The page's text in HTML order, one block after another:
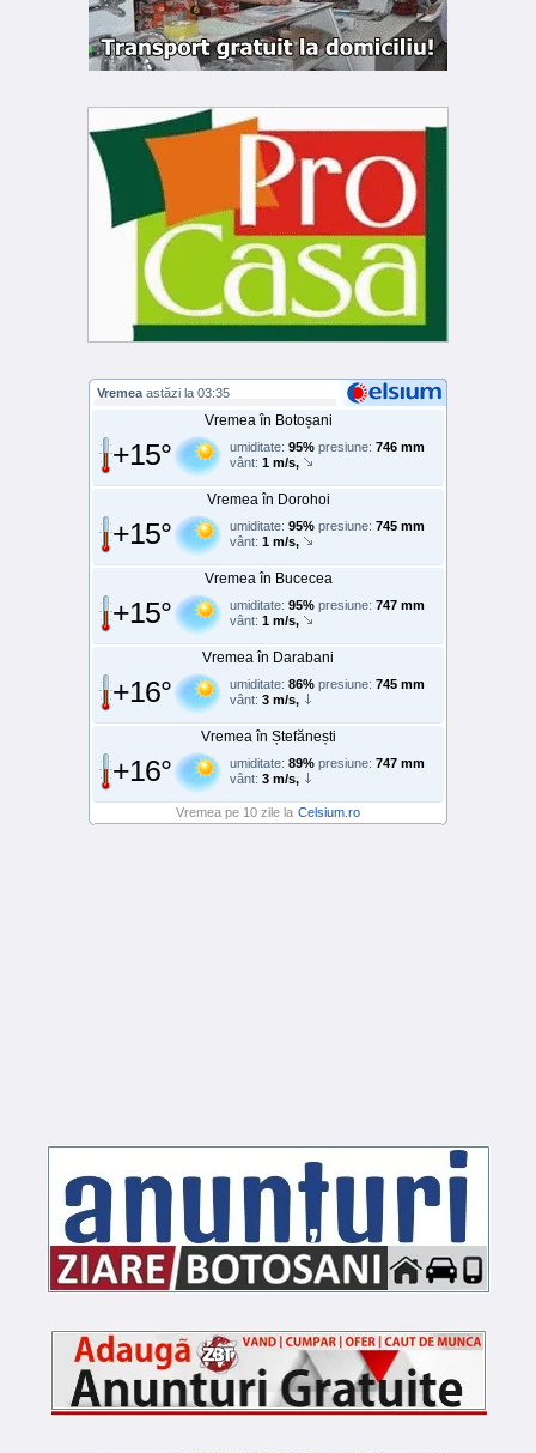
Vremea astăzi la 03:35
Vremea în Botoșani
+15° umiditate: 95% presiune: 746 mm
vânt: 1 m/s,
Vremea în Dorohoi
+15° umiditate: 95% presiune: 745 mm
vânt: 1 m/s,
Vremea în Bucecea
+15° umiditate: 95% presiune: 747 mm
vânt: 1 m/s,
Vremea în Darabani
+16° umiditate: 86% presiune: 745 mm
vânt: 3 m/s,
Vremea în Ștefănești
+16° umiditate: 89% presiune: 747 mm
vânt: 3 m/s,
Vremea pe 10 zile la Celsium.ro